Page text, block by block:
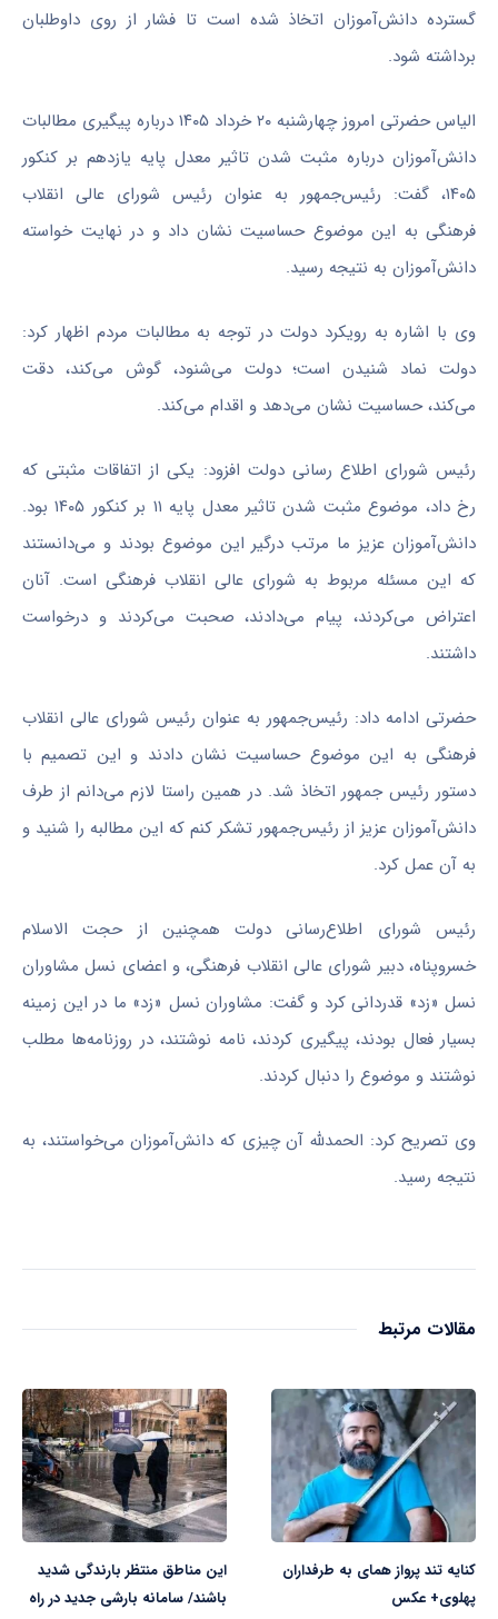
گسترده دانش‌آموزان اتخاذ شده است تا فشار از روی داوطلبان
برداشته شود.
الیاس حضرتی امروز چهارشنبه ۲۰ خرداد ۱۴۰۵ درباره پیگیری مطالبات
دانش‌آموزان درباره مثبت شدن تاثیر معدل پایه یازدهم بر کنکور
۱۴۰۵، گفت: رئیس‌جمهور به عنوان رئیس شورای عالی انقلاب
فرهنگی به این موضوع حساسیت نشان داد و در نهایت خواسته
دانش‌آموزان به نتیجه رسید.
وی با اشاره به رویکرد دولت در توجه به مطالبات مردم اظهار کرد:
دولت نماد شنیدن است؛ دولت می‌شنود، گوش می‌کند، دقت
می‌کند، حساسیت نشان می‌دهد و اقدام می‌کند.
رئیس شورای اطلاع رسانی دولت افزود: یکی از اتفاقات مثبتی که
رخ داد، موضوع مثبت شدن تاثیر معدل پایه ۱۱ بر کنکور ۱۴۰۵ بود.
دانش‌آموزان عزیز ما مرتب درگیر این موضوع بودند و می‌دانستند
که این مسئله مربوط به شورای عالی انقلاب فرهنگی است. آنان
اعتراض می‌کردند، پیام می‌دادند، صحبت می‌کردند و درخواست
داشتند.
حضرتی ادامه داد: رئیس‌جمهور به عنوان رئیس شورای عالی انقلاب
فرهنگی به این موضوع حساسیت نشان دادند و این تصمیم با
دستور رئیس جمهور اتخاذ شد. در همین راستا لازم می‌دانم از طرف
دانش‌آموزان عزیز از رئیس‌جمهور تشکر کنم که این مطالبه را شنید و
به آن عمل کرد.
رئیس شورای اطلاع‌رسانی دولت همچنین از حجت الاسلام
خسروپناه، دبیر شورای عالی انقلاب فرهنگی، و اعضای نسل مشاوران
نسل «زد» قدردانی کرد و گفت: مشاوران نسل «زد» ما در این زمینه
بسیار فعال بودند، پیگیری کردند، نامه نوشتند، در روزنامه‌ها مطلب
نوشتند و موضوع را دنبال کردند.
وی تصریح کرد: الحمدلله آن چیزی که دانش‌آموزان می‌خواستند، به
نتیجه رسید.
مقالات مرتبط
کنایه تند پرواز همای به طرفداران
پهلوی+ عکس
این مناطق منتظر بارندگی شدید
باشند/ سامانه بارشی جدید در راه